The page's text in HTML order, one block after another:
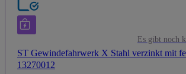
Es gibt noch
ST Gewindefahrwerk X Stahl verzinkt mit
13270012